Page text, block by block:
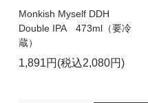
Monkish Myself DDH
Double IPA 473ml（要冷
蔵）
1,891円(税込2,080円)